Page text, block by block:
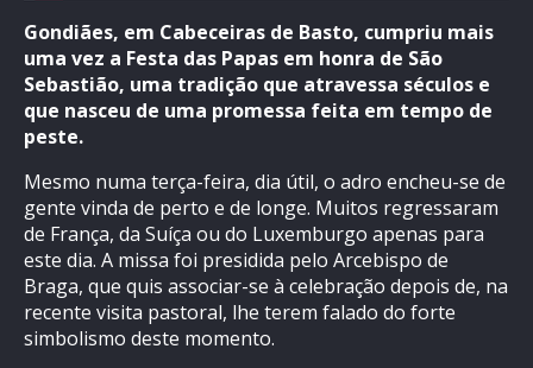
Gondiães, em Cabeceiras de Basto, cumpriu mais
uma vez a Festa das Papas em honra de São
Sebastião, uma tradição que atravessa séculos e
que nasceu de uma promessa feita em tempo de
peste.
Mesmo numa terça-feira, dia útil, o adro encheu-se de
gente vinda de perto e de longe. Muitos regressaram
de França, da Suíça ou do Luxemburgo apenas para
este dia. A missa foi presidida pelo Arcebispo de
Braga, que quis associar-se à celebração depois de, na
recente visita pastoral, lhe terem falado do forte
simbolismo deste momento.